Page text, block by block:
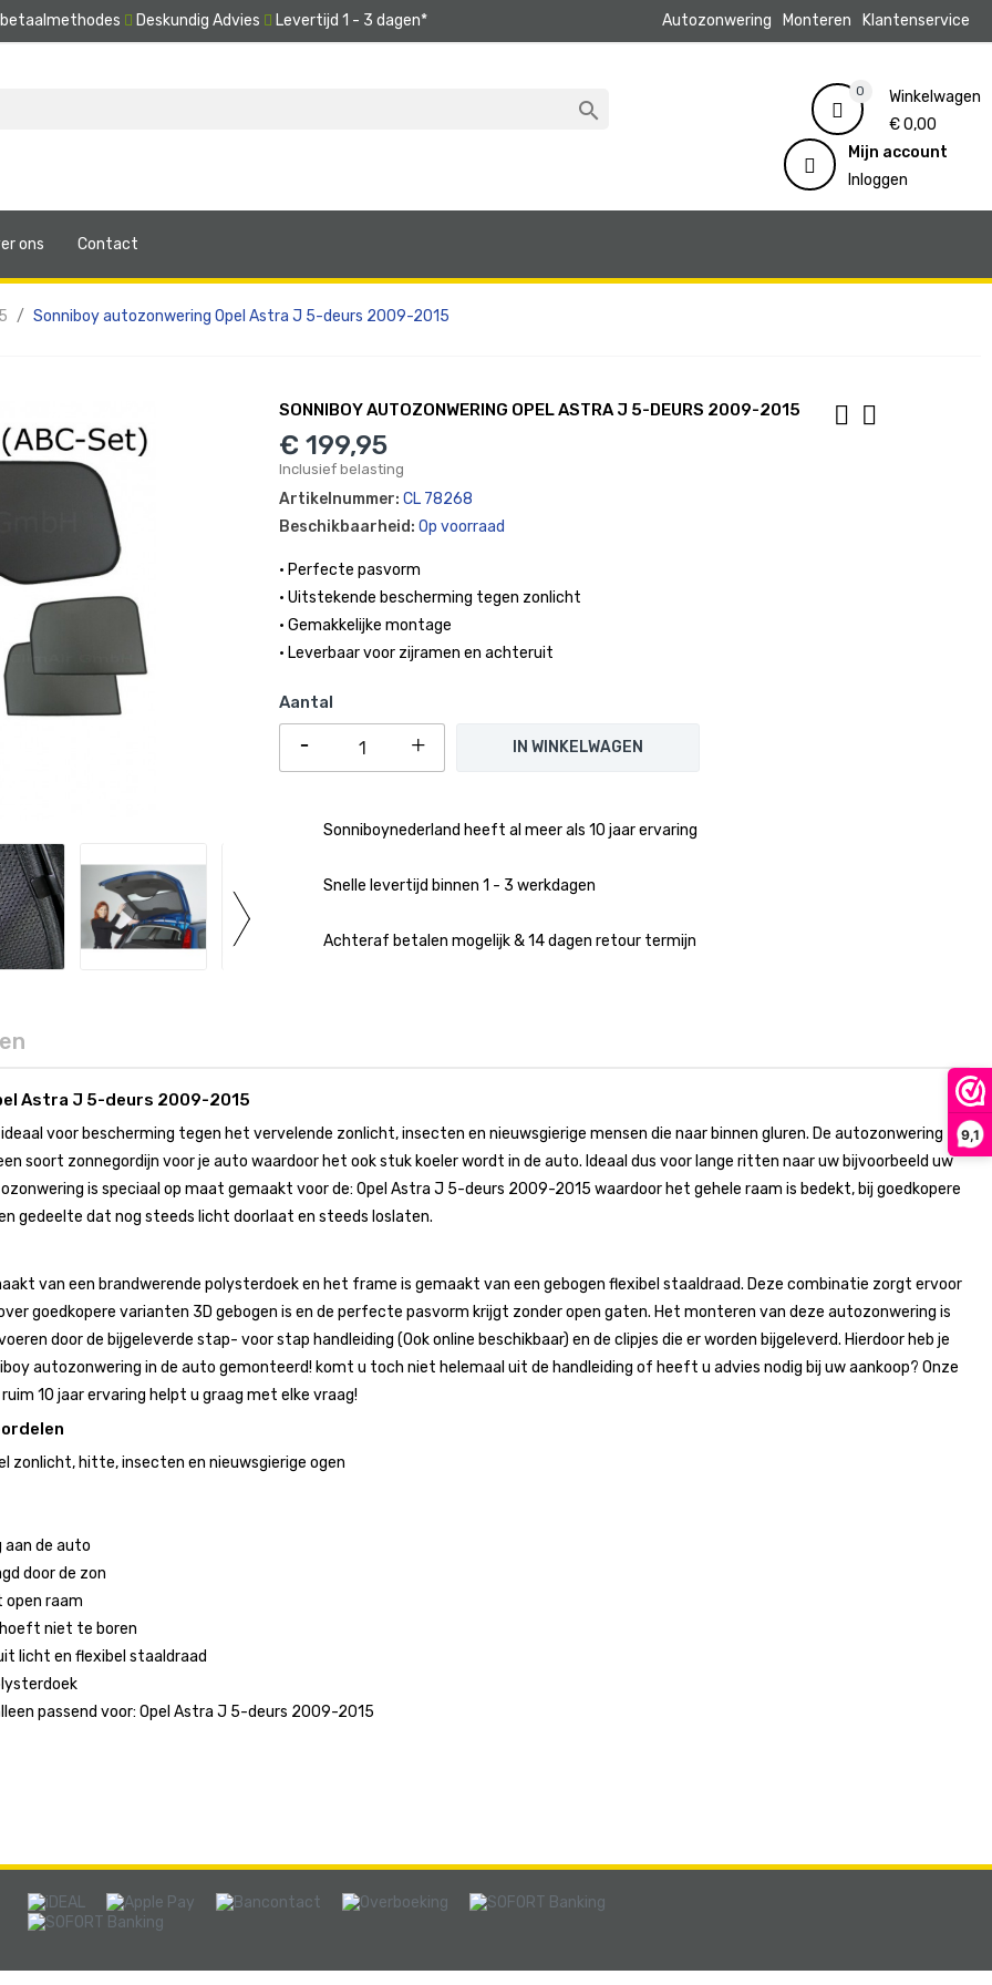
9,1
Deskundig Advies Levertijd 1 - 3 dagen* Autozonwering Monteren Klantenservice

0
Winkelwagen
€ 0,00
Mijn account
Inloggen
ons Contact
Sonniboy autozonwering Opel Astra J 5-deurs 2009-2015
SONNIBOY AUTOZONWERING OPEL ASTRA J 5-DEURS 2009-2015
€ 199,95
Inclusief belasting
Artikelnummer: CL 78268
Beschikbaarheid: Op voorraad
• Perfecte pasvorm
• Uitstekende bescherming tegen zonlicht
• Gemakkelijke montage
• Leverbaar voor zijramen en achteruit
Aantal
IN WINKELWAGEN
Sonniboynederland heeft al meer als 10 jaar ervaring
Snelle levertijd binnen 1 - 3 werkdagen
Achteraf betalen mogelijk & 14 dagen retour termijn
Astra J 5-deurs 2009-2015
voor bescherming tegen het vervelende zonlicht, insecten en nieuwsgierige mensen die naar binnen gluren. De autozonwering
soort zonnegordijn voor je auto waardoor het ook stuk koeler wordt in de auto. Ideaal dus voor lange ritten naar uw bijvoorbeeld uw
is speciaal op maat gemaakt voor de: Opel Astra J 5-deurs 2009-2015 waardoor het gehele raam is bedekt, bij goedkopere
gedeelte dat nog steeds licht doorlaat en steeds loslaten.
van een brandwerende polysterdoek en het frame is gemaakt van een gebogen flexibel staaldraad. Deze combinatie zorgt ervoor
goedkopere varianten 3D gebogen is en de perfecte pasvorm krijgt zonder open gaten. Het monteren van deze autozonwering is
door de bijgeleverde stap- voor stap handleiding (Ook online beschikbaar) en de clipjes die er worden bijgeleverd. Hierdoor heb je
autozonwering in de auto gemonteerd! komt u toch niet helemaal uit de handleiding of heeft u advies nodig bij uw aankoop? Onze
10 jaar ervaring helpt u graag met elke vraag!
zonlicht, hitte, insecten en nieuwsgierige ogen
de auto
door de zon
open raam
hoeft niet te boren
licht en flexibel staaldraad
passend voor: Opel Astra J 5-deurs 2009-2015